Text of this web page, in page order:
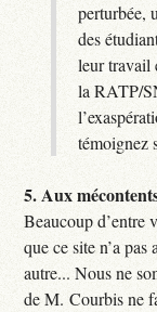
perturbée,
des
leur travail
la RATP/
témoignez
5.Aux
Beaucoup d’entre
que ce site n’a
autre... Nous ne
de M. Courbis ne